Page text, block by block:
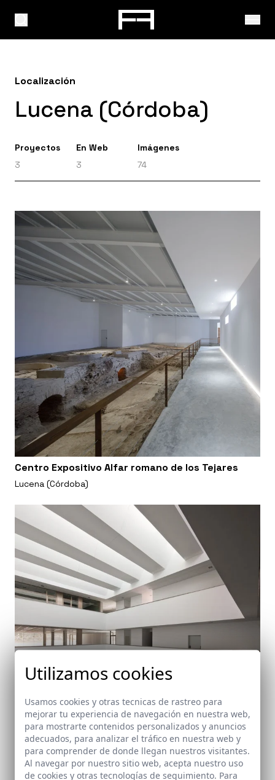
Localización
Lucena (Córdoba)
Proyectos
3
En Web
3
Imágenes
74
Centro Expositivo Alfar romano de los Tejares
Lucena (Córdoba)
Centro de Formación y Empleo en Energías
Renovables y Madioambiente en Lucena
Utilizamos cookies
Usamos cookies y otras tecnicas de rastreo para
mejorar tu experiencia de navegación en nuestra web,
para mostrarte contenidos personalizados y anuncios
adecuados, para analizar el tráfico en nuestra web y
para comprender de donde llegan nuestros visitantes.
Al navegar por nuestro sitio web, acepta nuestro uso
de cookies y otras tecnologías de seguimiento. Para